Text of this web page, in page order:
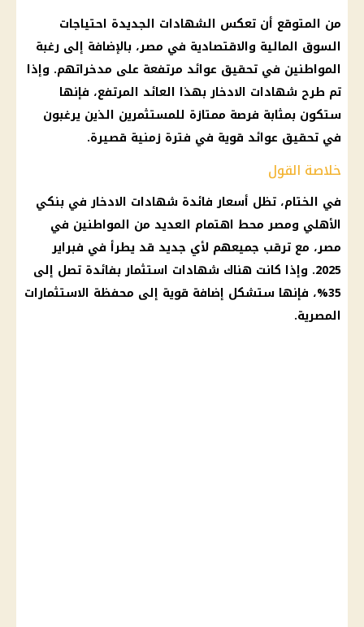
من المتوقع أن تعكس الشهادات الجديدة احتياجات
السوق المالية والاقتصادية في مصر، بالإضافة إلى رغبة
المواطنين في تحقيق عوائد مرتفعة على مدخراتهم. وإذا
تم طرح شهادات الادخار بهذا العائد المرتفع، فإنها
ستكون بمثابة فرصة ممتازة للمستثمرين الذين يرغبون
في تحقيق عوائد قوية في فترة زمنية قصيرة.
خلاصة القول
في الختام، تظل أسعار فائدة شهادات الادخار في بنكي
الأهلي ومصر محط اهتمام العديد من المواطنين في
مصر، مع ترقب جميعهم لأي جديد قد يطرأ في فبراير
2025. وإذا كانت هناك شهادات استثمار بفائدة تصل إلى
35%، فإنها ستشكل إضافة قوية إلى محفظة الاستثمارات
المصرية.